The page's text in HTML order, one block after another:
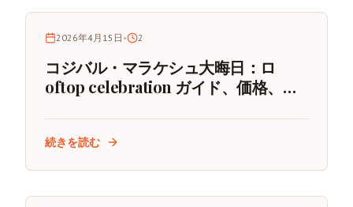
2026年4月15日 • 2
コジバル・マラケシュ大晦日：ロ
oftop celebration ガイド、価格、予
続きを読む